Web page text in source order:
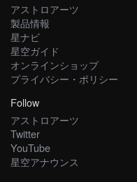
アストロアーツ
製品情報
星ナビ
星空ガイド
オンラインショップ
プライバシー・ポリシー
Follow
アストロアーツ
Twitter
YouTube
星空アナウンス